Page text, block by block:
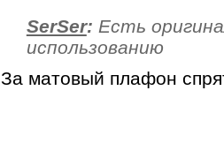
SerSer: Есть
использованию
За матовый плафон